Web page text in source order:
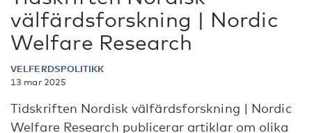
välfärdsforskning | Nordic
Welfare Research
VELFERDSPOLITIKK
13 mar 2025
Tidskriften Nordisk välfärdsforskning | Nordic
Welfare Research publicerar artiklar om olika